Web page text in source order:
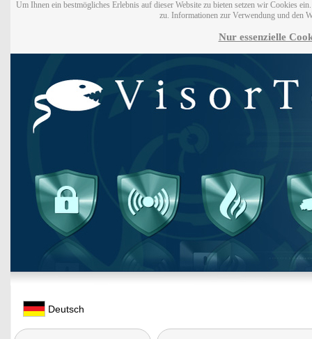
Um Ihnen ein bestmögliches Erlebnis auf dieser Website zu bieten setzen wir Cookies
zu. Informationen zur Verwendung und den
Nur essenzielle
Deutsch